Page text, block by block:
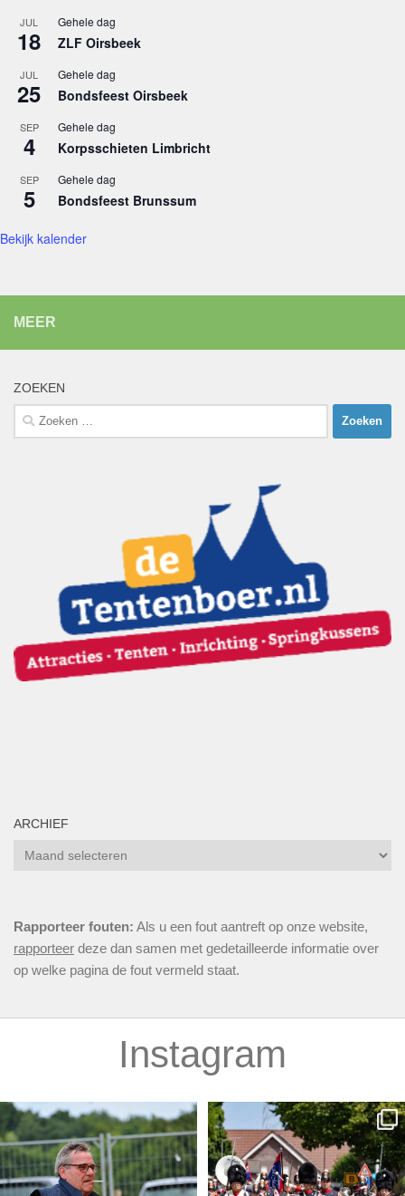
JUL
18
Gehele dag
ZLF Oirsbeek
JUL
25
Gehele dag
Bondsfeest Oirsbeek
SEP
4
Gehele dag
Korpsschieten Limbricht
SEP
5
Gehele dag
Bondsfeest Brunssum
Bekijk kalender
MEER
ZOEKEN
Zoeken
naar:
ARCHIEF
Archief
Rapporteer fouten: Als u een fout aantreft op onze website,
rapporteer deze dan samen met gedetailleerde informatie over
op welke pagina de fout vermeld staat.
Instagram
𝐎𝐯𝐞𝐫𝐥𝐢𝐣𝐝𝐞𝐧𝐬𝐛𝐞𝐫𝐢𝐜𝐡𝐭 𝐙𝐞𝐟...
7 2
𝐔𝐢𝐭𝐬𝐥𝐚𝐠𝐞𝐧 𝐙𝐋𝐅 𝟐𝟎𝟐𝟔...
5 0